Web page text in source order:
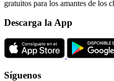
gratuitos para los amantes de los
Descarga la App
Síguenos